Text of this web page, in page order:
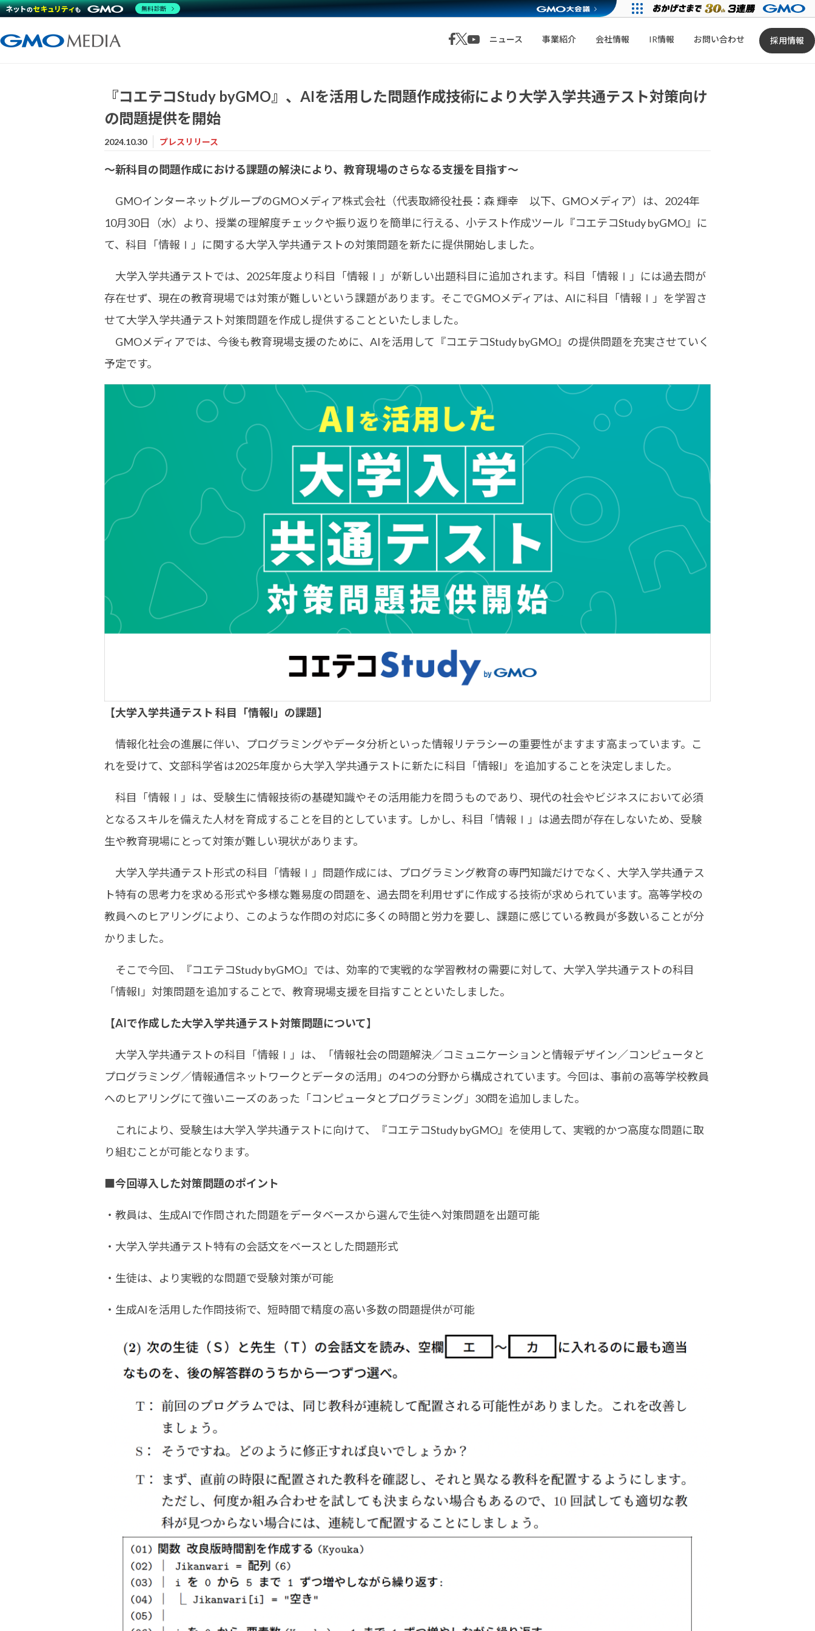
ニュース 事業紹介 会社情報 IR情報 お問い合わせ 採用情報
『コエテコStudy byGMO』、AIを活用した問題作成技術により大学入学共通テスト対策向け
の問題提供を開始
2024.10.30 プレスリリース
～新科目の問題作成における課題の解決により、教育現場のさらなる支援を目指す～
GMOインターネットグループのGMOメディア株式会社（代表取締役社長：森 輝幸 以下、GMOメディア）は、2024年
10月30日（水）より、授業の理解度チェックや振り返りを簡単に行える、小テスト作成ツール『コエテコStudy byGMO』に
て、科目「情報Ⅰ」に関する大学入学共通テストの対策問題を新たに提供開始しました。
大学入学共通テストでは、2025年度より科目「情報Ⅰ」が新しい出題科目に追加されます。科目「情報Ⅰ」には過去問が
存在せず、現在の教育現場では対策が難しいという課題があります。そこでGMOメディアは、AIに科目「情報Ⅰ」を学習さ
せて大学入学共通テスト対策問題を作成し提供することといたしました。
GMOメディアでは、今後も教育現場支援のために、AIを活用して『コエテコStudy byGMO』の提供問題を充実させていく
予定です。
【大学入学共通テスト 科目「情報I」の課題】
情報化社会の進展に伴い、プログラミングやデータ分析といった情報リテラシーの重要性がますます高まっています。こ
れを受けて、文部科学省は2025年度から大学入学共通テストに新たに科目「情報I」を追加することを決定しました。
科目「情報Ⅰ」は、受験生に情報技術の基礎知識やその活用能力を問うものであり、現代の社会やビジネスにおいて必須
となるスキルを備えた人材を育成することを目的としています。しかし、科目「情報Ⅰ」は過去問が存在しないため、受験
生や教育現場にとって対策が難しい現状があります。
大学入学共通テスト形式の科目「情報Ⅰ」問題作成には、プログラミング教育の専門知識だけでなく、大学入学共通テス
ト特有の思考力を求める形式や多様な難易度の問題を、過去問を利用せずに作成する技術が求められています。高等学校の
教員へのヒアリングにより、このような作問の対応に多くの時間と労力を要し、課題に感じている教員が多数いることが分
かりました。
そこで今回、『コエテコStudy byGMO』では、効率的で実戦的な学習教材の需要に対して、大学入学共通テストの科目
「情報I」対策問題を追加することで、教育現場支援を目指すことといたしました。
【AIで作成した大学入学共通テスト対策問題について】
大学入学共通テストの科目「情報Ⅰ」は、「情報社会の問題解決／コミュニケーションと情報デザイン／コンピュータと
プログラミング／情報通信ネットワークとデータの活用」の4つの分野から構成されています。今回は、事前の高等学校教員
へのヒアリングにて強いニーズのあった「コンピュータとプログラミング」30問を追加しました。
これにより、受験生は大学入学共通テストに向けて、『コエテコStudy byGMO』を使用して、実戦的かつ高度な問題に取
り組むことが可能となります。
■今回導入した対策問題のポイント
・教員は、生成AIで作問された問題をデータベースから選んで生徒へ対策問題を出題可能
・大学入学共通テスト特有の会話文をベースとした問題形式
・生徒は、より実戦的な問題で受験対策が可能
・生成AIを活用した作問技術で、短時間で精度の高い多数の問題提供が可能
無料診断